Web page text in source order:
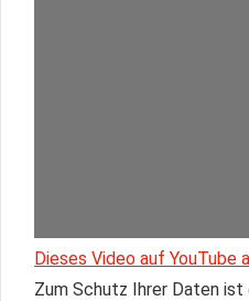
Dieses Video auf YouTube
Zum Schutz Ihrer Daten